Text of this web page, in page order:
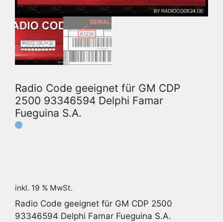
Radio Code geeignet für GM CDP
2500 93346594 Delphi Famar
Fueguina S.A.
inkl. 19 % MwSt.
Radio Code geeignet für GM CDP 2500
93346594 Delphi Famar Fueguina S.A.